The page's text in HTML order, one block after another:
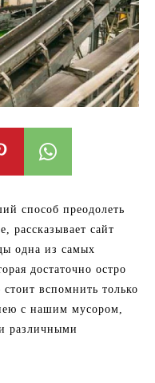
способ преодолеть
рассказывает сайт
одна из самых
достаточно остро
вспомнить только
с нашим мусором,
различными